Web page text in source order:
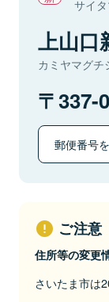
サイ
上山口
カミヤマグチ
337-
郵便番号
ご注意
住所等の変更
さいたま市は